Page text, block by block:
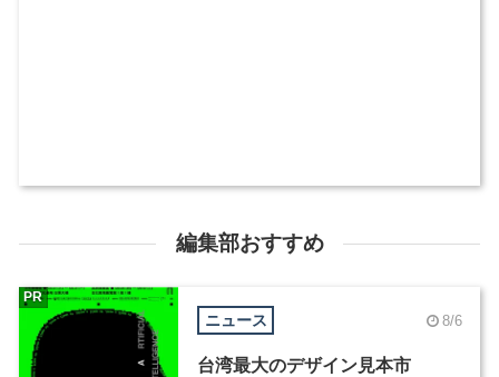
編集部おすすめ
ニュース 8/6
台湾最大のデザイン見本市
PR